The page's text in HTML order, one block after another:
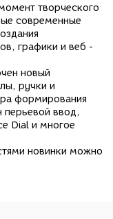
творческого
современные
графики и веб -
новый
ручки и
формирования
перьевой ввод,
Dial и многое
новинки можно